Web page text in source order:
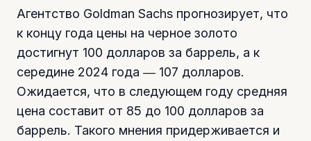
Агентство Goldman Sachs прогнозирует, что
к концу года цены на черное золото
достигнут 100 долларов за баррель, а к
середине 2024 года ― 107 долларов.
Ожидается, что в следующем году средняя
цена составит от 85 до 100 долларов за
баррель. Такого мнения придерживается и